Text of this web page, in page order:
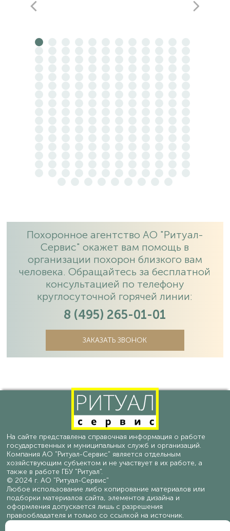
prev next
Похоронное агентство АО "Ритуал-
Сервис" окажет вам помощь в
организации похорон близкого вам
человека. Обращайтесь за бесплатной
консультацией по телефону
круглосуточной горячей линии:
8 (495) 265-01-01
ЗАКАЗАТЬ ЗВОНОК
На сайте представлена справочная информация о работе
государственных и муниципальных служб и организаций.
Компания АО "Ритуал-Сервис" является отдельным
хозяйствующим субъектом и не участвует в их работе, а
также в работе ГБУ "Ритуал".
© 2024 г. АО "Ритуал-Сервис"
Любое использование либо копирование материалов или
подборки материалов сайта, элементов дизайна и
оформления допускается лишь с разрешения
правообладателя и только со ссылкой на источник.